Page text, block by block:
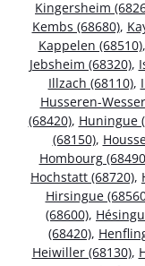
Kingersheim
Kembs (68680),
Kappelen (68510),
Jebsheim (68320),
Illzach (68110),
Husseren-
(68420), Huningue
(68150),
Hombourg
Hochstatt (68720),
Hirsingue
(68600),
(68420),
Heiwiller (68130),